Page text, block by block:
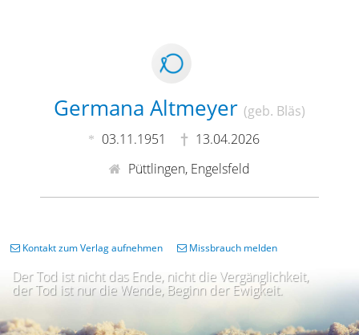
Germana Altmeyer (geb. Bläs)
03.11.1951
13.04.2026
Püttlingen, Engelsfeld
Der Tod ist nicht das Ende, nicht die Vergänglichkeit,
der Tod ist nur die Wende, Beginn der Ewigkeit.
Kontakt zum Verlag aufnehmen Missbrauch melden